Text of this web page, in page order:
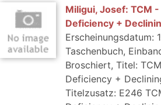
Miligui, Josef: TCM
Deficiency +
Erscheinungsdatum:
Taschenbuch,
Broschiert, Titel:
Deficiency +
Titelzusatz: E246